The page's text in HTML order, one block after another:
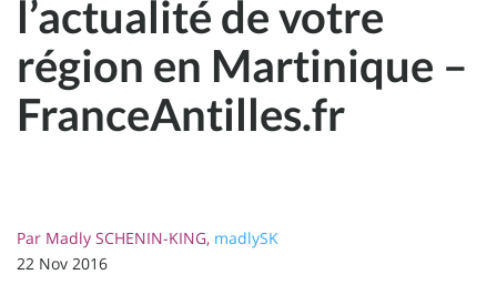
l’actualité de votre
région en Martinique –
FranceAntilles.fr
Par Madly SCHENIN-KING, madlySK
22 Nov 2016